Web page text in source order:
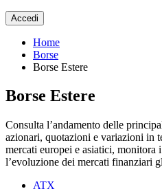
Accedi
Home
Borse
Borse Estere
Borse Estere
Consulta l’andamento delle
azionari, quotazioni e variazioni in
mercati europei e asiatici, monitora
l’evoluzione dei mercati finanziari
ATX